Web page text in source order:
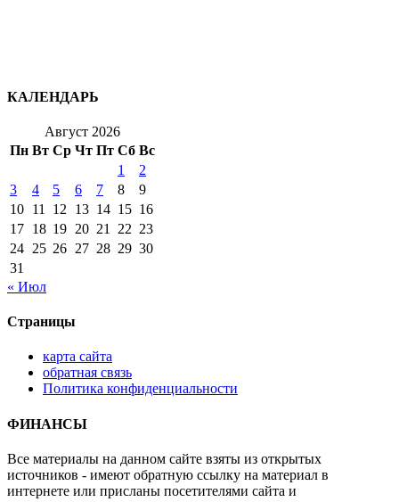
КАЛЕНДАРЬ
Август 2026
Пн Вт Ср Чт Пт Сб Вс
1
2
3
4 5 6 7 8
9
10 11 12 13 14 15 16
17 18 19 20 21 22 23
24 25 26 27 28 29 30
31
« Июл
Страницы
карта сайта
обратная связь
Политика конфиденциальности
ФИНАНСЫ
Все материалы на данном сайте взяты из открытых
источников - имеют обратную ссылку на материал в
интернете или присланы посетителями сайта и